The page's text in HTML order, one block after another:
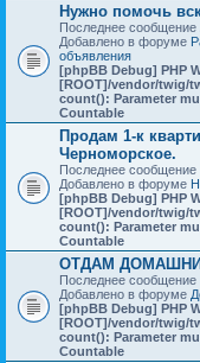
Нужно помочь
Последнее сообщение
Добавлено в форуме
объявления
[phpBB Debug] PHP
[ROOT]/vendor/twig/
count(): Parameter
Countable
Продам 1-к
Черноморское.
Последнее сообщение
Добавлено в форуме
[phpBB Debug] PHP
[ROOT]/vendor/twig/
count(): Parameter
Countable
ОТДАМ
Последнее сообщение
Добавлено в форуме
[phpBB Debug] PHP
[ROOT]/vendor/twig/
count(): Parameter
Countable